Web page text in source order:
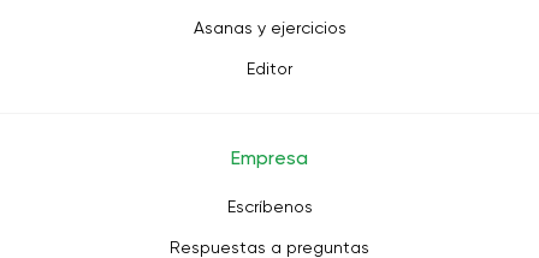
Asanas y ejercicios
Editor
Empresa
Escríbenos
Respuestas a preguntas